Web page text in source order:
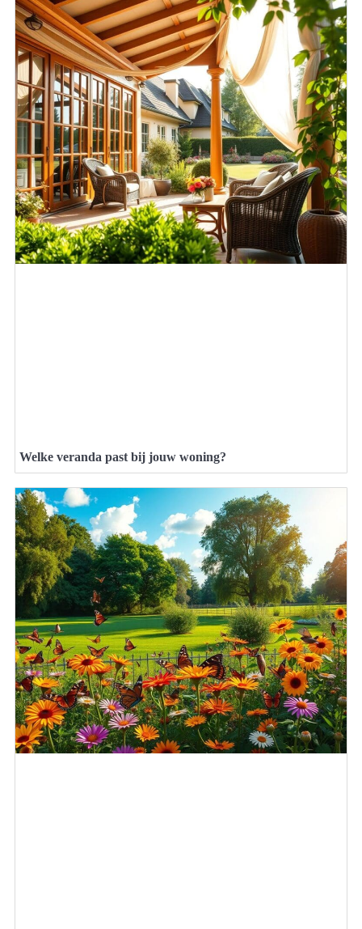
Welke veranda past bij jouw woning?